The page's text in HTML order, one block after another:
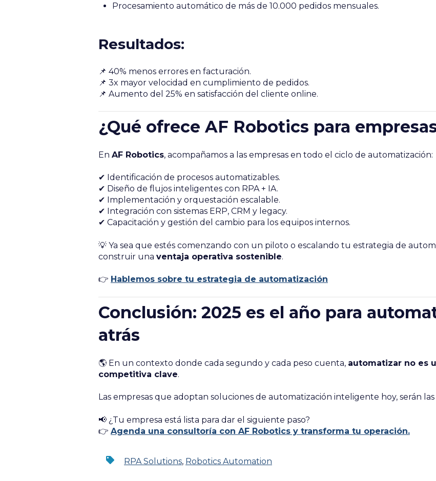
Procesamiento automático de más de 10.000 pedidos mensuales.
Resultados:
📌 40% menos errores en facturación.
📌 3x mayor velocidad en cumplimiento de pedidos.
📌 Aumento del 25% en satisfacción del cliente online.
¿Qué ofrece AF Robotics para
En AF Robotics, acompañamos a las empresas en todo el ciclo de automatización:
✔ Identificación de procesos automatizables.
✔ Diseño de flujos inteligentes con RPA + IA.
✔ Implementación y orquestación escalable.
✔ Integración con sistemas ERP, CRM y legacy.
✔ Capacitación y gestión del cambio para los equipos internos.
💡 Ya sea que estés comenzando con un piloto o escalando tu estrategia de
construir una ventaja operativa sostenible.
👉 Hablemos sobre tu estrategia de automatización
Conclusión: 2025 es el año para
atrás
🌎 En un contexto donde cada segundo y cada peso cuenta, automatizar no es
competitiva clave.
Las empresas que adoptan soluciones de automatización inteligente hoy, serán
📢 ¿Tu empresa está lista para dar el siguiente paso?
👉 Agenda una consultoría con AF Robotics y transforma tu operación.
RPA Solutions, Robotics Automation